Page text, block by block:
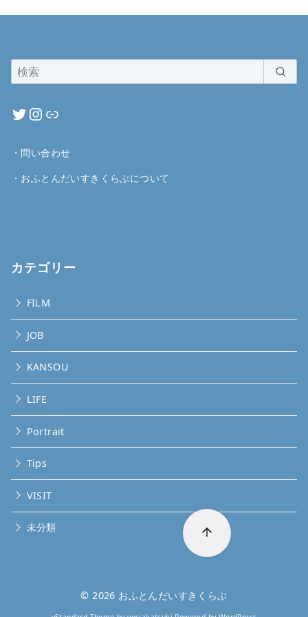
・ 問い合わせ
・ おふとんだいすきくらぶについて
カテゴリー
FILM
JOB
KANSOU
LIFE
Portrait
Tips
VISIT
未分類
© 2026 おふとんだいすきくらぶ